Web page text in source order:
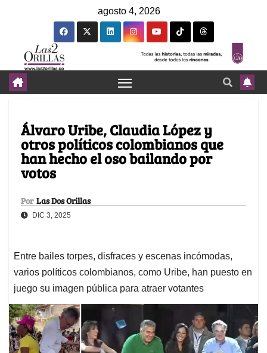
agosto 4, 2026
Álvaro Uribe, Claudia López y
otros políticos colombianos que
han hecho el oso bailando por
votos
Por Las Dos Orillas
DIC 3, 2025
Entre bailes torpes, disfraces y escenas incómodas,
varios políticos colombianos, como Uribe, han puesto en
juego su imagen pública para atraer votantes